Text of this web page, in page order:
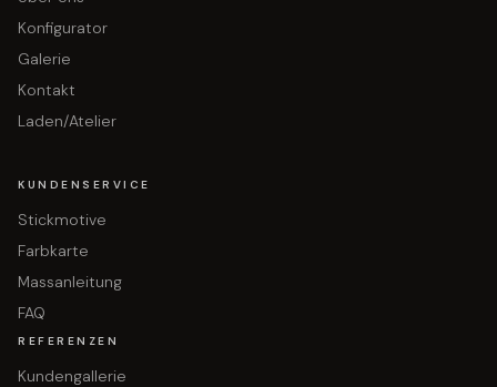
Konfigurator
Galerie
Kontakt
Laden/Atelier
KUNDENSERVICE
Stickmotive
Farbkarte
Massanleitung
FAQ
REFERENZEN
Kundengallerie